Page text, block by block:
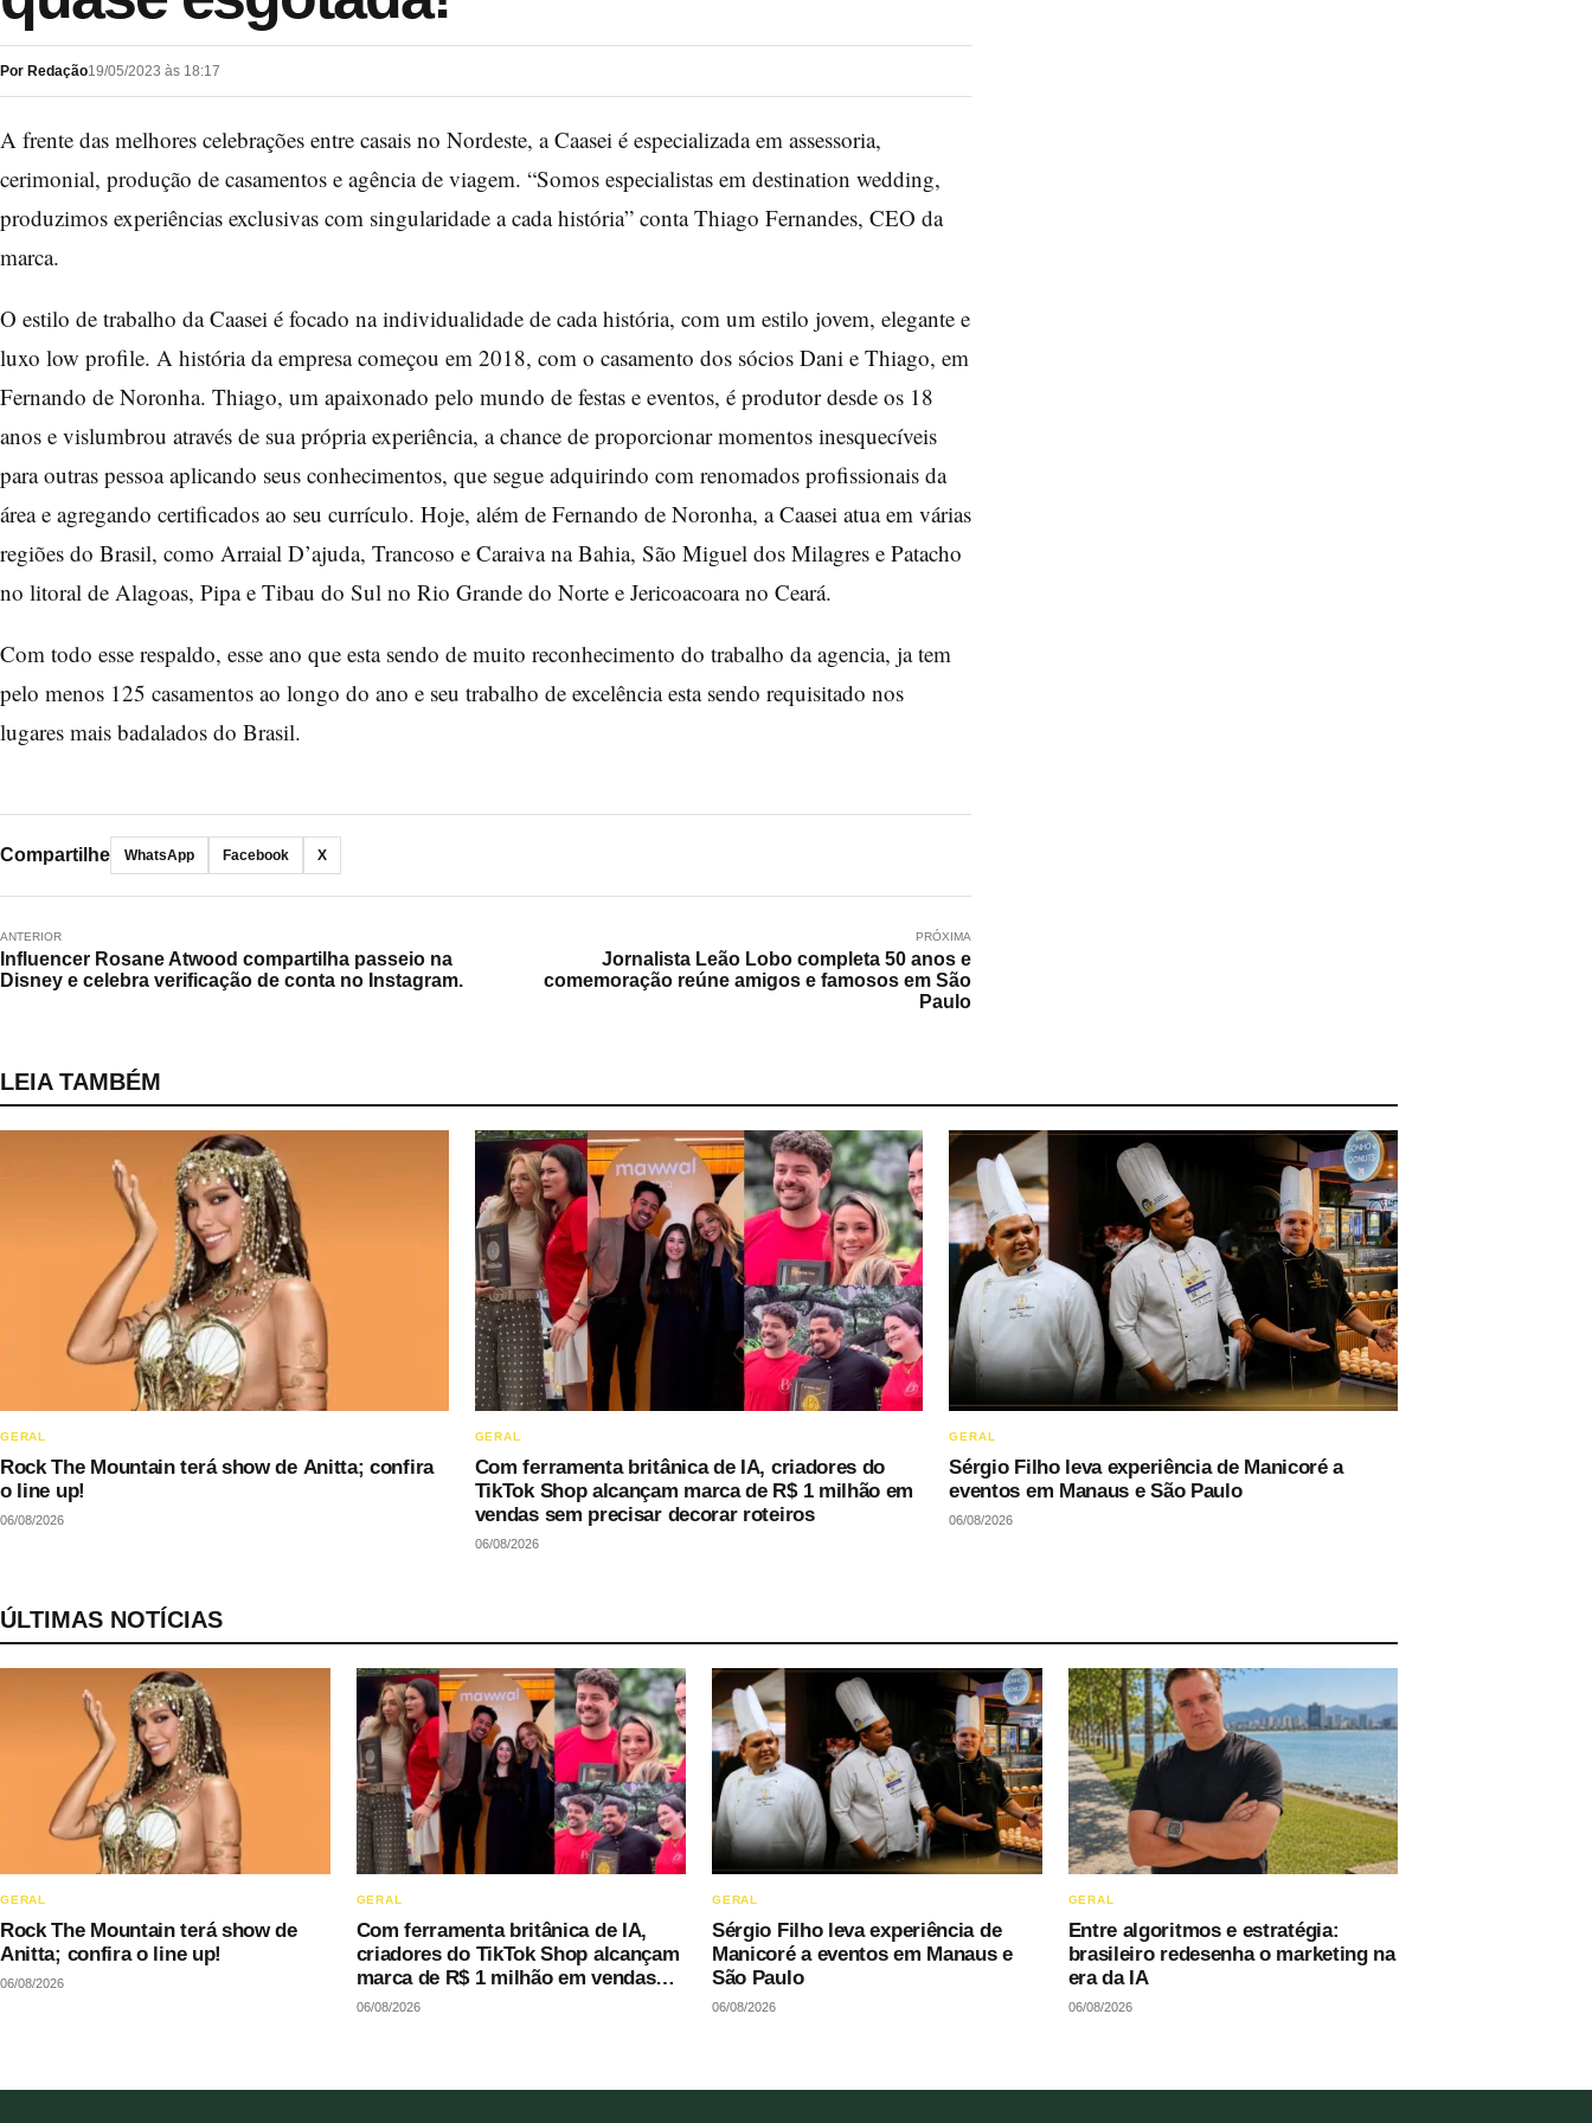
Por Redação19/05/2023 às 18:17
A frente das melhores celebrações entre casais no Nordeste, a Caasei é especializada em assessoria,
cerimonial, produção de casamentos e agência de viagem. “Somos especialistas em destination wedding,
produzimos experiências exclusivas com singularidade a cada história” conta Thiago Fernandes, CEO da
marca.
O estilo de trabalho da Caasei é focado na individualidade de cada história, com um estilo jovem, elegante e
luxo low profile. A história da empresa começou em 2018, com o casamento dos sócios Dani e Thiago, em
Fernando de Noronha. Thiago, um apaixonado pelo mundo de festas e eventos, é produtor desde os 18
anos e vislumbrou através de sua própria experiência, a chance de proporcionar momentos inesquecíveis
para outras pessoa aplicando seus conhecimentos, que segue adquirindo com renomados profissionais da
área e agregando certificados ao seu currículo. Hoje, além de Fernando de Noronha, a Caasei atua em várias
regiões do Brasil, como Arraial D’ajuda, Trancoso e Caraiva na Bahia, São Miguel dos Milagres e Patacho
no litoral de Alagoas, Pipa e Tibau do Sul no Rio Grande do Norte e Jericoacoara no Ceará.
Com todo esse respaldo, esse ano que esta sendo de muito reconhecimento do trabalho da agencia, ja tem
pelo menos 125 casamentos ao longo do ano e seu trabalho de excelência esta sendo requisitado nos
lugares mais badalados do Brasil.
Compartilhe WhatsApp Facebook X
ANTERIOR
Influencer Rosane Atwood compartilha passeio na
Disney e celebra verificação de conta no Instagram.
PRÓXIMA
Jornalista Leão Lobo completa 50 anos e
comemoração reúne amigos e famosos em São
Paulo
LEIA TAMBÉM
GERAL
Rock The Mountain terá show de Anitta; confira
o line up!
06/08/2026
GERAL
Com ferramenta britânica de IA, criadores do
TikTok Shop alcançam marca de R$ 1 milhão em
vendas sem precisar decorar roteiros
06/08/2026
GERAL
Sérgio Filho leva experiência de Manicoré a
eventos em Manaus e São Paulo
06/08/2026
ÚLTIMAS NOTÍCIAS
GERAL
Rock The Mountain terá show de
Anitta; confira o line up!
06/08/2026
GERAL
Com ferramenta britânica de IA,
criadores do TikTok Shop alcançam
marca de R$ 1 milhão em vendas
sem precisar decorar roteiros
06/08/2026
GERAL
Sérgio Filho leva experiência de
Manicoré a eventos em Manaus e
São Paulo
06/08/2026
GERAL
Entre algoritmos e estratégia:
brasileiro redesenha o marketing na
era da IA
06/08/2026